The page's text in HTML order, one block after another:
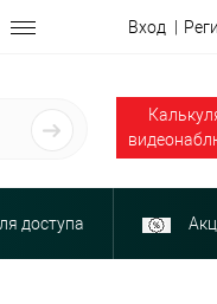
Вход
доступа